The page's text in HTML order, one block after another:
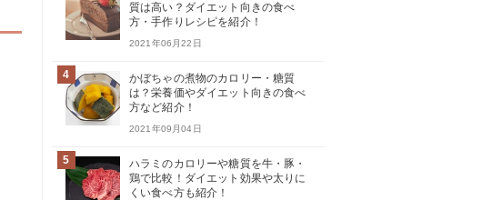
質は高い？ダイエット向きの食べ
方・手作りレシピを紹介！
2021年06月22日
4
かぼちゃの煮物のカロリー・糖質
は？栄養価やダイエット向きの食べ
方など紹介！
2021年09月04日
5
ハラミのカロリーや糖質を牛・豚・
鶏で比較！ダイエット効果や太りに
くい食べ方も紹介！